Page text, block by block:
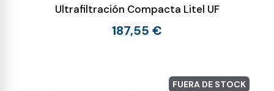
Ultrafiltración Compacta Litel UF
187,55 €
FUERA DE STOCK